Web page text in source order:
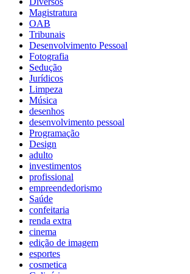
Magistratura
OAB
Tribunais
Desenvolvimento Pessoal
Fotografia
Sedução
Jurídicos
Limpeza
Música
desenhos
desenvolvimento pessoal
Programação
Design
adulto
investimentos
profissional
empreendedorismo
Saúde
confeitaria
renda extra
cinema
edição de imagem
esportes
cosmetica